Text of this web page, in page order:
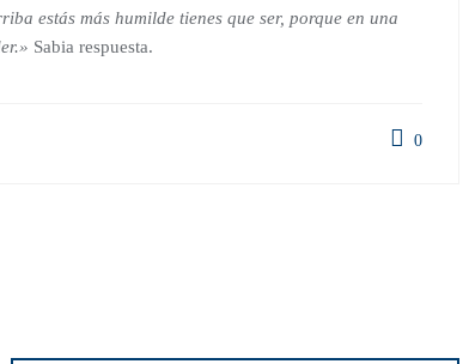
estás más humilde tienes que ser, porque en una
Sabia respuesta.
0